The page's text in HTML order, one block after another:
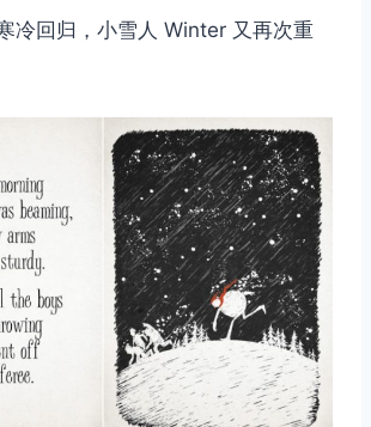
冷回归，小雪人 Winter 又再次重